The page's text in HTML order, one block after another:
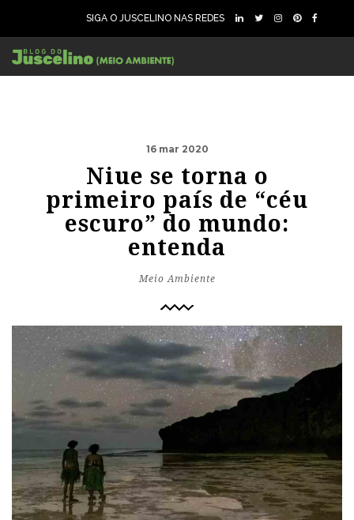
SIGA O JUSCELINO NAS REDES
16 mar 2020
Niue se torna o
primeiro país de “céu
escuro” do mundo:
entenda
Meio Ambiente